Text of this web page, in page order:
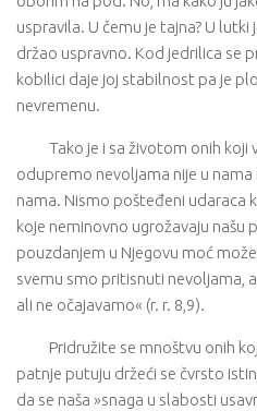
uspravila. U čemu je tajna? U
držao uspravno. Kod jedrilica se
kobilici daje joj stabilnost pa je
nevremenu.
Tako je i sa životom onih koji
odupremo nevoljama nije u nama
nama. Nismo pošteđeni udaraca
koje neminovno ugrožavaju našu
pouzdanjem u Njegovu moć
svemu smo pritisnuti nevoljama,
ali ne očajavamo« (r. r. 8,9).
Pridružite se mnoštvu onih
patnje putuju držeći se čvrsto
da se naša »snaga u slabosti